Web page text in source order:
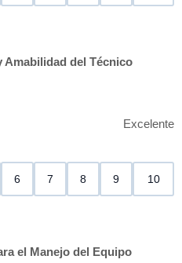
Amabilidad del Técnico
Excelente
6 7 8 9 10
el Manejo del Equipo